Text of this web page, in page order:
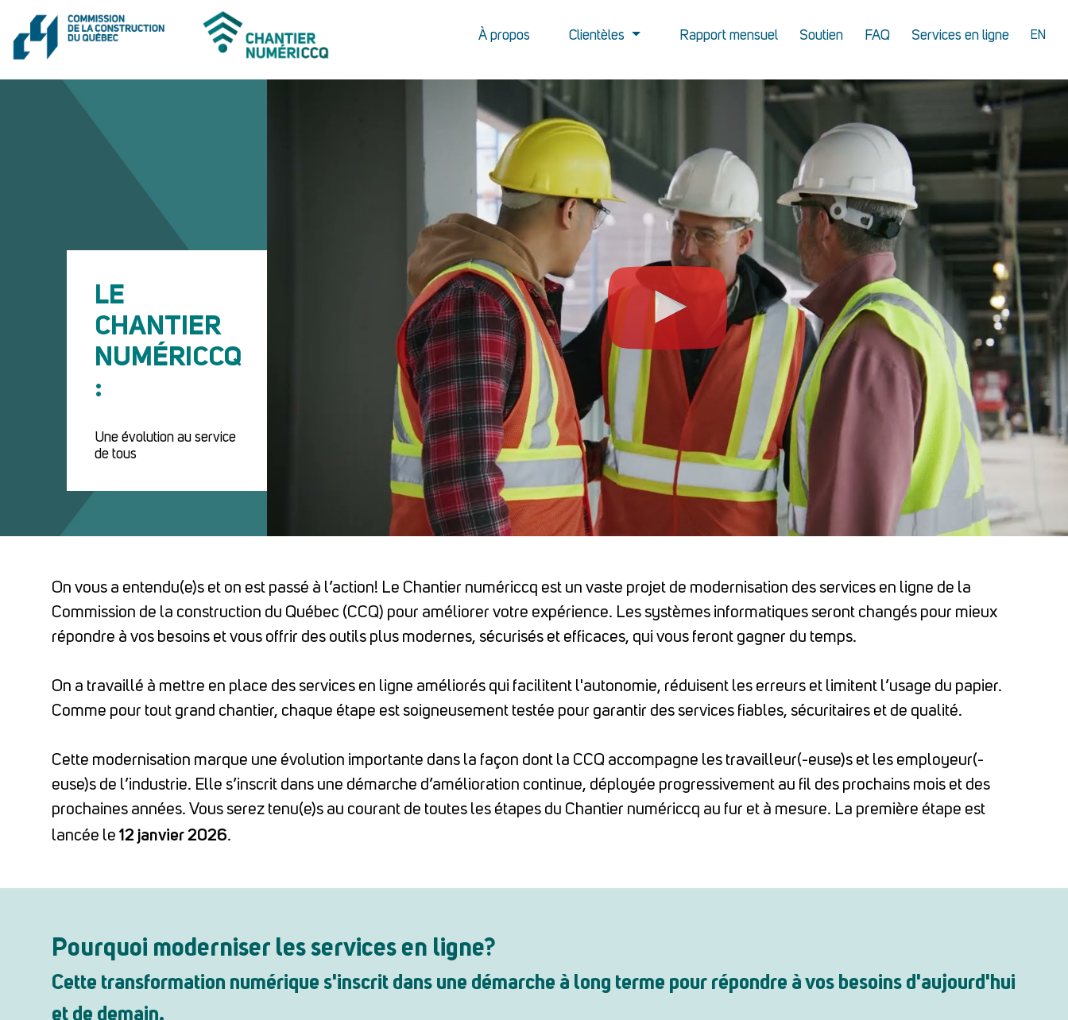
À propos Clientèles Rapport mensuel Soutien FAQ Services en ligne EN
LE
CHANTIER
NUMÉRICCQ
:
Une évolution au service
de tous
On vous a entendu(e)s et on est passé à l’action! Le Chantier numériccq est un vaste projet de modernisation des services en ligne de la
Commission de la construction du Québec (CCQ) pour améliorer votre expérience. Les systèmes informatiques seront changés pour mieux
répondre à vos besoins et vous offrir des outils plus modernes, sécurisés et efficaces, qui vous feront gagner du temps.
On a travaillé à mettre en place des services en ligne améliorés qui facilitent l'autonomie, réduisent les erreurs et limitent l’usage du papier.
Comme pour tout grand chantier, chaque étape est soigneusement testée pour garantir des services fiables, sécuritaires et de qualité.
Cette modernisation marque une évolution importante dans la façon dont la CCQ accompagne les travailleur(-euse)s et les employeur(-
euse)s de l’industrie. Elle s’inscrit dans une démarche d’amélioration continue, déployée progressivement au fil des prochains mois et des
prochaines années. Vous serez tenu(e)s au courant de toutes les étapes du Chantier numériccq au fur et à mesure. La première étape est
lancée le12 janvier 2026.
Pourquoi moderniser les services en ligne?
Cette transformation numérique s'inscrit dans une démarche à long terme pour répondre à vos besoins d'aujourd'hui
et de demain.